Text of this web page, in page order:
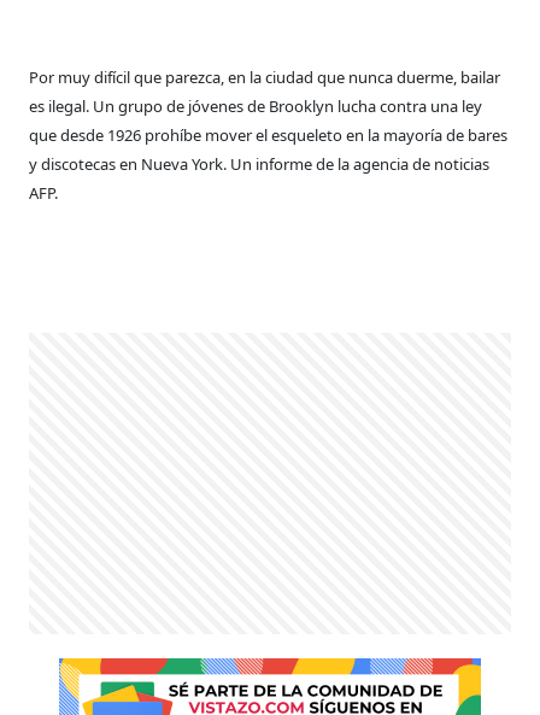
Por muy difícil que parezca, en la ciudad que nunca duerme, bailar
es ilegal. Un grupo de jóvenes de Brooklyn lucha contra una ley
que desde 1926 prohíbe mover el esqueleto en la mayoría de bares
y discotecas en Nueva York. Un informe de la agencia de noticias
AFP.